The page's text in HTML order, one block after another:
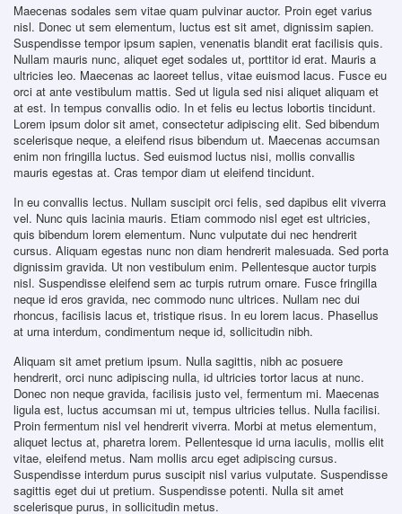
Maecenas sodales sem vitae quam pulvinar auctor. Proin eget varius
nisl. Donec ut sem elementum, luctus est sit amet, dignissim sapien.
Suspendisse tempor ipsum sapien, venenatis blandit erat facilisis quis.
Nullam mauris nunc, aliquet eget sodales ut, porttitor id erat. Mauris a
ultricies leo. Maecenas ac laoreet tellus, vitae euismod lacus. Fusce eu
orci at ante vestibulum mattis. Sed ut ligula sed nisi aliquet aliquam et
at est. In tempus convallis odio. In et felis eu lectus lobortis tincidunt.
Lorem ipsum dolor sit amet, consectetur adipiscing elit. Sed bibendum
scelerisque neque, a eleifend risus bibendum ut. Maecenas accumsan
enim non fringilla luctus. Sed euismod luctus nisi, mollis convallis
mauris egestas at. Cras tempor diam ut eleifend tincidunt.
In eu convallis lectus. Nullam suscipit orci felis, sed dapibus elit viverra
vel. Nunc quis lacinia mauris. Etiam commodo nisl eget est ultricies,
quis bibendum lorem elementum. Nunc vulputate dui nec hendrerit
cursus. Aliquam egestas nunc non diam hendrerit malesuada. Sed porta
dignissim gravida. Ut non vestibulum enim. Pellentesque auctor turpis
nisl. Suspendisse eleifend sem ac turpis rutrum ornare. Fusce fringilla
neque id eros gravida, nec commodo nunc ultrices. Nullam nec dui
rhoncus, facilisis lacus et, tristique risus. In eu lorem lacus. Phasellus
at urna interdum, condimentum neque id, sollicitudin nibh.
Aliquam sit amet pretium ipsum. Nulla sagittis, nibh ac posuere
hendrerit, orci nunc adipiscing nulla, id ultricies tortor lacus at nunc.
Donec non neque gravida, facilisis justo vel, fermentum mi. Maecenas
ligula est, luctus accumsan mi ut, tempus ultricies tellus. Nulla facilisi.
Proin fermentum nisl vel hendrerit viverra. Morbi at metus elementum,
aliquet lectus at, pharetra lorem. Pellentesque id urna iaculis, mollis elit
vitae, eleifend metus. Nam mollis arcu eget adipiscing cursus.
Suspendisse interdum purus suscipit nisl varius vulputate. Suspendisse
sagittis eget dui ut pretium. Suspendisse potenti. Nulla sit amet
scelerisque purus, in sollicitudin metus.